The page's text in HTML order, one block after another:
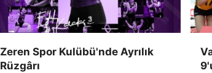
Zeren Spor Kulübü'nde Ayrılık
Rüzgârı